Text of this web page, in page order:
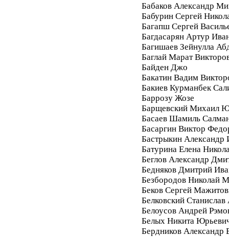
Бабаков Александр
Бабурин Сергей
Багапш Сергей
Багдасарян Артур
Багишаев Зейнулла
Баглай Марат
Байден Джо
Бакатин Вадим
Бакиев Курманбек
Баррозу Жозе
Барщевский Михаил
Басаев Шамиль
Басаргин Виктор
Бастрыкин Александр
Батурина Елена
Беглов Александр
Бедняков Дмитрий
Безбородов Николай
Беков Сергей
Белковский
Белоусов Андрей
Белых Никита
Бердников Александр